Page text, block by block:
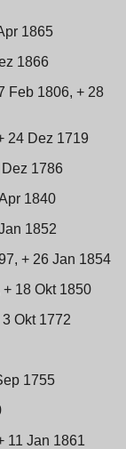
1865
1866
Feb 1806, + 28
24 Dez 1719
1786
1840
1852
+ 26 Jan 1854
18 Okt 1850
Okt 1772
1755
11 Jan 1861